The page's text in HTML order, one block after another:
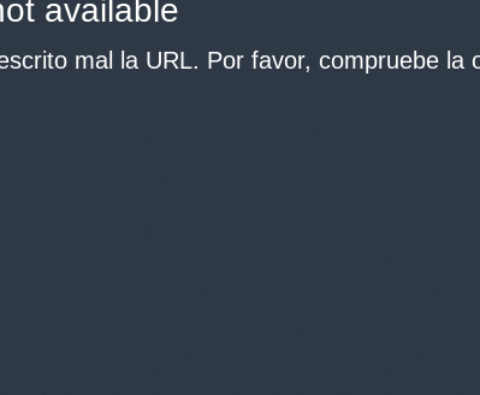
available
mal la URL. Por favor, compruebe la